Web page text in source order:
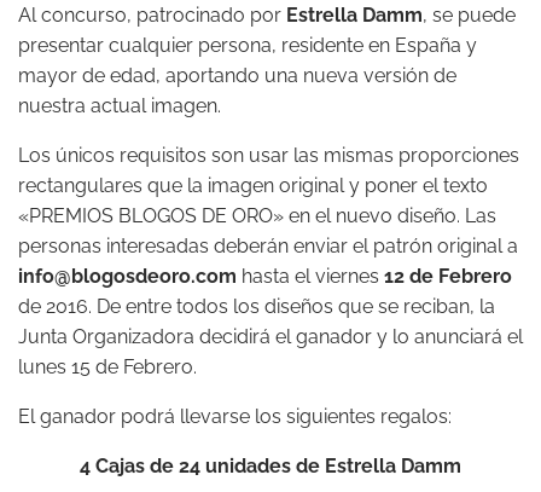
Al concurso, patrocinado por Estrella Damm, se puede
presentar cualquier persona, residente en España y
mayor de edad, aportando una nueva versión de
nuestra actual imagen.
Los únicos requisitos son usar las mismas proporciones
rectangulares que la imagen original y poner el texto
«PREMIOS BLOGOS DE ORO» en el nuevo diseño. Las
personas interesadas deberán enviar el patrón original a
info@blogosdeoro.com hasta el viernes 12 de Febrero
de 2016. De entre todos los diseños que se reciban, la
Junta Organizadora decidirá el ganador y lo anunciará el
lunes 15 de Febrero.
El ganador podrá llevarse los siguientes regalos:
4 Cajas de 24 unidades de Estrella Damm